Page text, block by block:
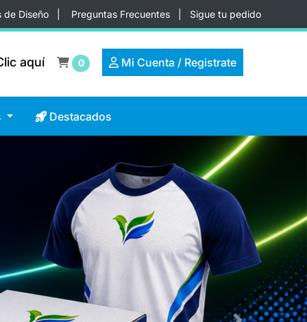
de Diseño Preguntas Frecuentes Sigue tu pedido
aquí
aquí 0 Mi Cuenta / Registrate
Mi Cuenta / Registrate
Destacados
Destacados